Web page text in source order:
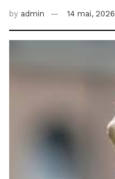
by admin 14 mai, 2026